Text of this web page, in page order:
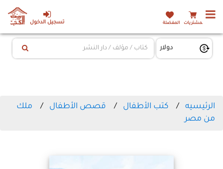
تسجيل الدخول المشتريات المفضلة
الرئيسيه كتب الأطفال قصص الأطفال
ملك
من مصر